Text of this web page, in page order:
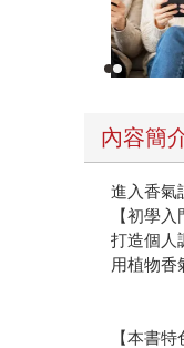
內容簡
進入香氣
【初學
打造個人
用植物香
【本書特